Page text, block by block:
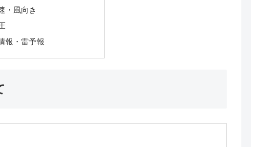
・風向き
報・雷予報